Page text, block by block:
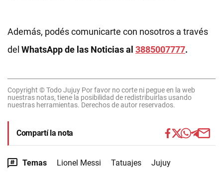
Además, podés comunicarte con nosotros a través
del WhatsApp de las Noticias al 3885007777.
Copyright © Todo Jujuy Por favor no corte ni pegue en la web
nuestras notas, tiene la posibilidad de redistribuirlas usando
nuestras herramientas. Derechos de autor reservados.
Compartí la nota
Temas Lionel Messi Tatuajes Jujuy